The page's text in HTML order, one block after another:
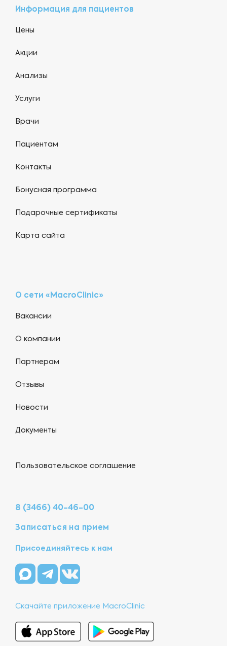
Информация для пациентов
Цены
Акции
Анализы
Услуги
Врачи
Пациентам
Контакты
Бонусная программа
Подарочные сертификаты
Карта сайта
О сети «MacroClinic»
Вакансии
О компании
Партнерам
Отзывы
Новости
Документы
Пользовательское соглашение
8 (3466) 40-46-00
Записаться на прием
Присоединяйтесь к нам
Скачайте приложение MacroClinic